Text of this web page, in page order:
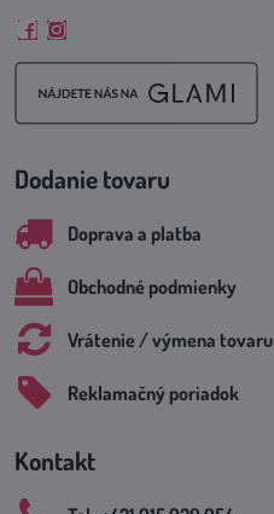
FacebookInstagram
Dodanie tovaru
Doprava a platba
Obchodné podmienky
Vrátenie / výmena tovaru
Reklamačný poriadok
Kontakt